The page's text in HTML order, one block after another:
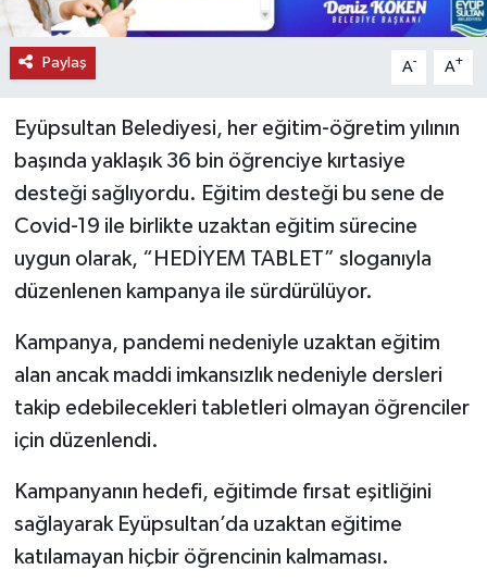
Paylaş A- A+
Eyüpsultan Belediyesi, her eğitim-öğretim yılının
başında yaklaşık 36 bin öğrenciye kırtasiye
desteği sağlıyordu. Eğitim desteği bu sene de
Covid-19 ile birlikte uzaktan eğitim sürecine
uygun olarak, “HEDİYEM TABLET” sloganıyla
düzenlenen kampanya ile sürdürülüyor.
Kampanya, pandemi nedeniyle uzaktan eğitim
alan ancak maddi imkansızlık nedeniyle dersleri
takip edebilecekleri tabletleri olmayan öğrenciler
için düzenlendi.
Kampanyanın hedefi, eğitimde fırsat eşitliğini
sağlayarak Eyüpsultan’da uzaktan eğitime
katılamayan hiçbir öğrencinin kalmaması.
SPOR
TEKNOLOJİ
TİCARET
YAŞAM